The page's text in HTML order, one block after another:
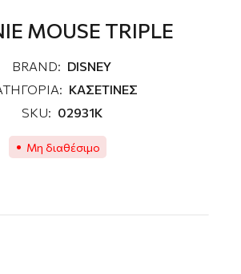
MOUSE TRIPLE
BRAND: DISNEY
ΚΑΣΕΤΙΝΕΣ
SKU: 02931K
Μη διαθέσιμο